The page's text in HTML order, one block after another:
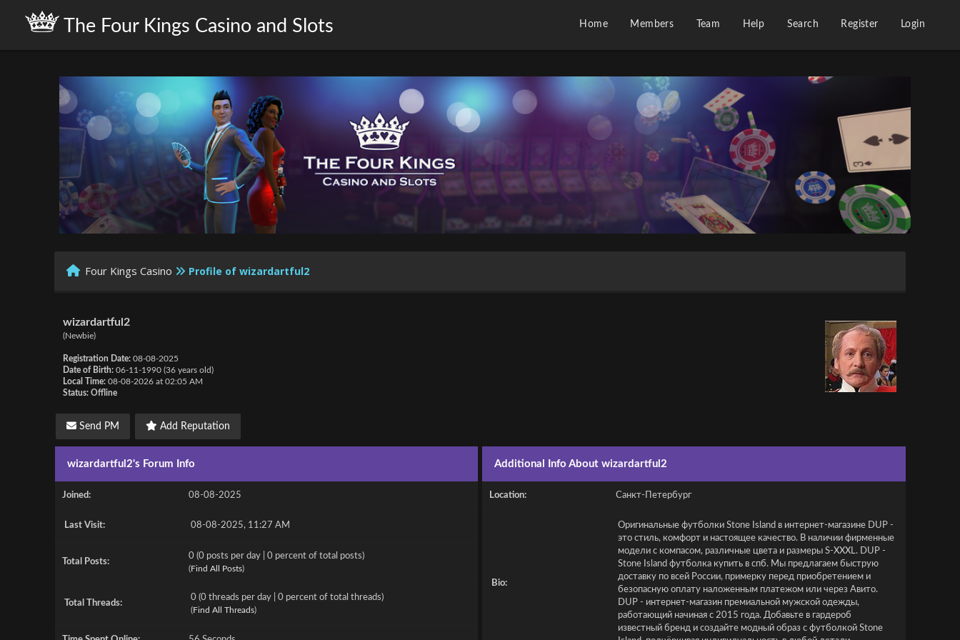
The Four Kings Casino and Slots Home Members Team Help Search Register Login
Four Kings Casino Profile of wizardartful2
wizardartful2
(Newbie)
Registration Date: 08-08-2025
Date of Birth: 06-11-1990 (36 years old)
Local Time: 08-08-2026 at 02:05 AM
Status: Offline
Send PM Add Reputation
wizardartful2's Forum Info
Joined: 08-08-2025
Last Visit: 08-08-2025, 11:27 AM
Total Posts:
0 (0 posts per day | 0 percent of total posts)
(Find All Posts)
Total Threads:
0 (0 threads per day | 0 percent of total threads)
(Find All Threads)
Additional Info About wizardartful2
Location: Санкт-Петербург
Bio:
Оригинальные футболки Stone Island в интернет-магазине DUP -
это стиль, комфорт и настоящее качество. В наличии фирменные
модели с компасом, различные цвета и размеры S-XXXL. DUP -
Stone Island футболка купить в спб. Мы предлагаем быструю
доставку по всей России, примерку перед приобретением и
безопасную оплату наложенным платежом или через Авито.
DUP - интернет-магазин премиальной мужской одежды,
работающий начиная с 2015 года. Добавьте в гардероб
известный бренд и создайте модный образ с футболкой Stone